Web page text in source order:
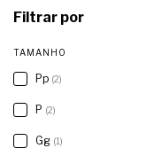
Filtrar por
TAMANHO
Pp (2)
P (2)
Gg (1)